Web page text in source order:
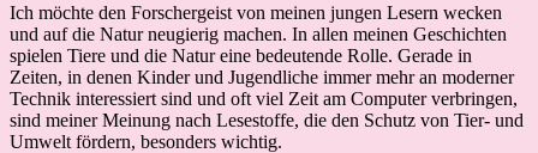
Ich möchte den Forschergeist von meinen jungen Lesern wecken
und auf die Natur neugierig machen. In allen meinen Geschichten
spielen Tiere und die Natur eine bedeutende Rolle. Gerade in
Zeiten, in denen Kinder und Jugendliche immer mehr an moderner
Technik interessiert sind und oft viel Zeit am Computer verbringen,
sind meiner Meinung nach Lesestoffe, die den Schutz von Tier- und
Umwelt fördern, besonders wichtig.